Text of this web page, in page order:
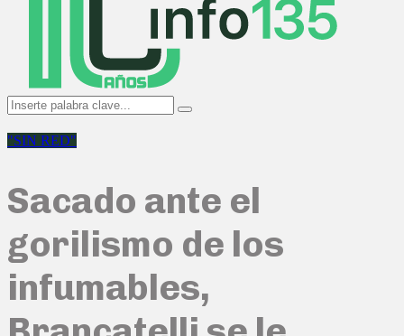
Search
for:
Search
"SIN RED"
Sacado ante el
gorilismo de los
infumables,